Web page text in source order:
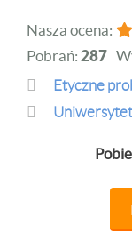
Nasza ocena:
Pobrań: 287
Etyczne